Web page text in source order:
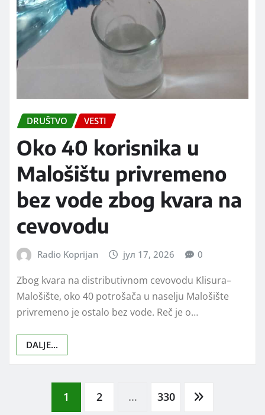
DRUŠTVO VESTI
Oko 40 korisnika u
Malošištu privremeno
bez vode zbog kvara na
cevovodu
Radio Koprijan јул 17, 2026 0
Zbog kvara na distributivnom cevovodu Klisura–
Malošište, oko 40 potrošača u naselju Malošište
privremeno je ostalo bez vode. Reč je o…
DALJE...
Posts
1 2 … 330